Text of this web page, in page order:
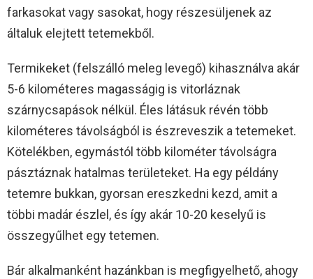
farkasokat vagy sasokat, hogy részesüljenek az
általuk elejtett tetemekből.
Termikeket (felszálló meleg levegő) kihasználva akár
5-6 kilométeres magasságig is vitorláznak
szárnycsapások nélkül. Éles látásuk révén több
kilométeres távolságból is észreveszik a tetemeket.
Kötelékben, egymástól több kilométer távolságra
pásztáznak hatalmas területeket. Ha egy példány
tetemre bukkan, gyorsan ereszkedni kezd, amit a
többi madár észlel, és így akár 10-20 keselyű is
összegyűlhet egy tetemen.
Bár alkalmanként hazánkban is megfigyelhető, ahogy